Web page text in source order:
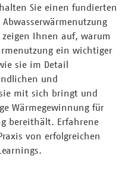
Sie einen fundierten
Ihnen auf, warum
ein wichtiger
sie im Detail
und
mit sich bringt und
Wärmegewinnung für
bereithält. Erfahrene
von erfolgreichen